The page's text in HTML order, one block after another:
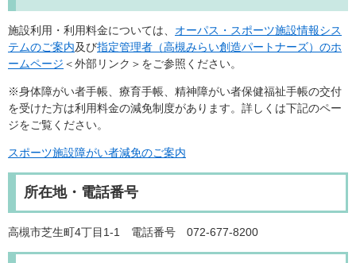
施設利用・利用料金については、 オーパス・スポーツ施設情報シス
テムのご案内及び指定管理者（高槻みらい創造パートナーズ）のホ
ームページ ＜外部リンク＞ をご参照ください。
※身体障がい者手帳、療育手帳、精神障がい者保健福祉手帳の交付
を受けた方は利用料金の減免制度があります。詳しくは下記のペー
ジをご覧ください。
スポーツ施設障がい者減免のご案内
所在地・電話番号
高槻市芝生町4丁目1-1 電話番号 072-677-8200